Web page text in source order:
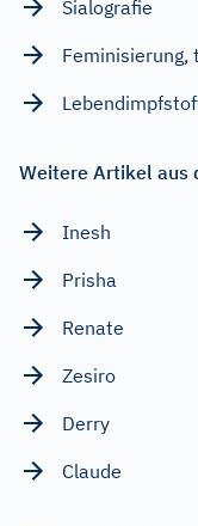
Sialografie
Feminisierung,
Weitere Artikel aus
Inesh
Prisha
Renate
Zesiro
Derry
Claude